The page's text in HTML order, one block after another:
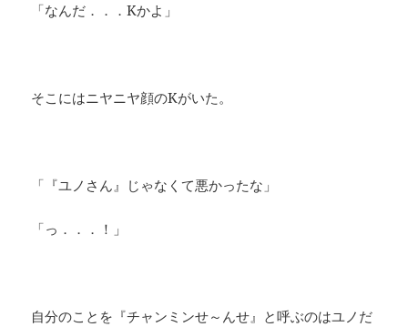
「なんだ．．．Kかよ」
そこにはニヤニヤ顔のKがいた。
「『ユノさん』じゃなくて悪かったな」
「っ．．．！」
自分のことを『チャンミンせ～んせ』と呼ぶのはユノだ